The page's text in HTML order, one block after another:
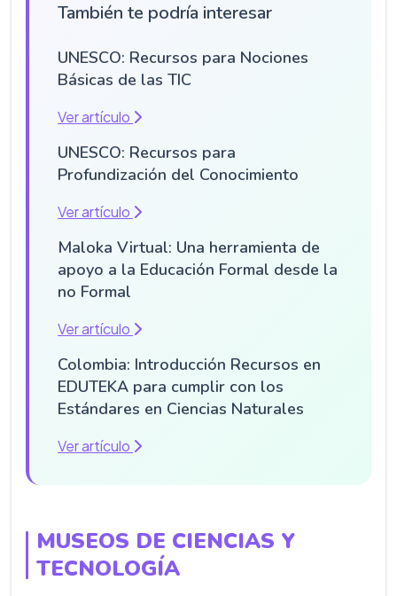
También te podría interesar
UNESCO: Recursos para Nociones
Básicas de las TIC
Ver artículo
UNESCO: Recursos para
Profundización del Conocimiento
Ver artículo
Maloka Virtual: Una herramienta de
apoyo a la Educación Formal desde la
no Formal
Ver artículo
Colombia: Introducción Recursos en
EDUTEKA para cumplir con los
Estándares en Ciencias Naturales
Ver artículo
MUSEOS DE CIENCIAS Y
TECNOLOGÍA